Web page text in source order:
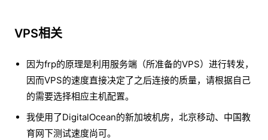
VPS相关
因为frp的原理是利用服务端（所准备的VPS）进行转发，
因而VPS的速度直接决定了之后连接的质量，请根据自己
的需要选择相应主机配置。
我使用了DigitalOcean的新加坡机房，北京移动、中国教
育网下测试速度尚可。